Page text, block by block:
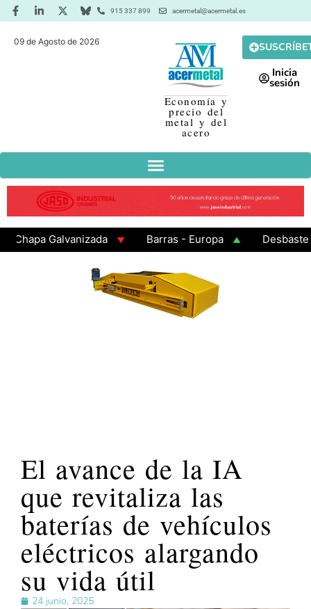
915 337 899 acermetal@acermetal.es
09 de Agosto de 2026
Economía y
precio del
metal y del
acero
Inicia
sesión
Galvanizada Barras - Europa
Desbaste -
El avance de la IA
que revitaliza las
baterías de vehículos
eléctricos alargando
su vida útil
24 junio, 2025